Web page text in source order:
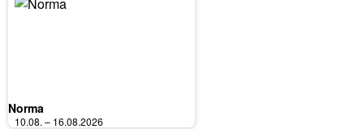
Norma
10.08. – 16.08.2026